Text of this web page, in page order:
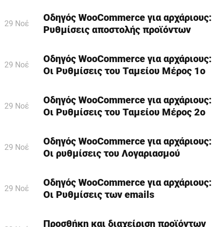
29 Νοέ
Οδηγός WooCommerce για αρχάριους:
Ρυθμίσεις αποστολής προϊόντων
29 Νοέ
Οδηγός WooCommerce για αρχάριους:
Οι Ρυθμίσεις του Ταμείου Μέρος 1ο
29 Νοέ
Οδηγός WooCommerce για αρχάριους:
Οι Ρυθμίσεις του Ταμείου Μέρος 2ο
29 Νοέ
Οδηγός WooCommerce για αρχάριους:
Οι ρυθμίσεις του Λογαριασμού
29 Νοέ
Οδηγός WooCommerce για αρχάριους:
Οι Ρυθμίσεις των emails
Προσθήκη και διαχείριση προϊόντων